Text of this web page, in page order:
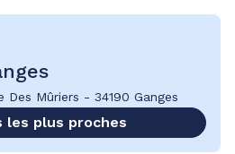
Des Mûriers - 34190 Ganges
les plus proches